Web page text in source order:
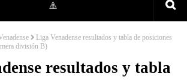
Liga Venadense resultados y tabla de posiciones
división B)
resultados y tabla